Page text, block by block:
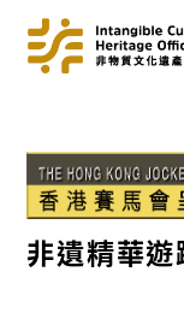
非遺精華